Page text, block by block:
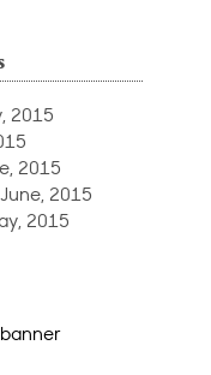
2015
2015
2015
2015